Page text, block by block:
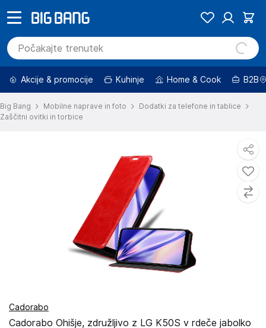
Akcije & promocije Kuhinje Home & Cook B2B
Big Bang Mobilne naprave in foto
Dodatki za telefone in tablice
Zaščitni ovitki in torbice
Cadorabo
Cadorabo Ohišje, združljivo z LG K50S v rdeče jabolko